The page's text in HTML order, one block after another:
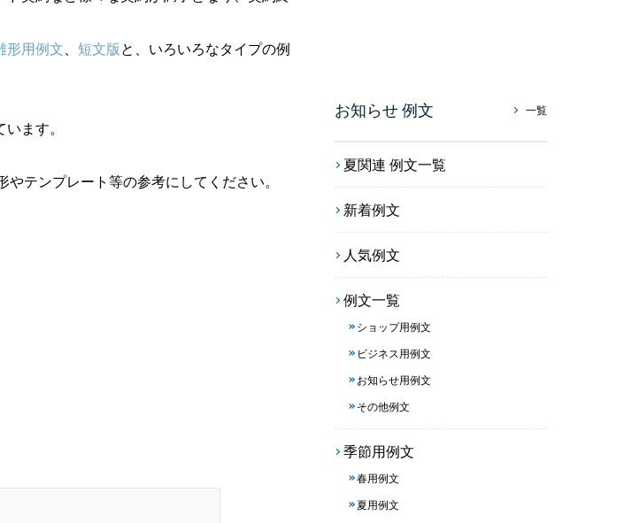
形用例文 短文版と、いろいろなタイプの例
ます。
テンプレート等の参考にしてください。
お知らせ 例文 一覧
夏関連 例文一覧
新着例文
人気例文
例文一覧
ショップ用例文
ビジネス用例文
お知らせ用例文
その他例文
季節用例文
春用例文
夏用例文